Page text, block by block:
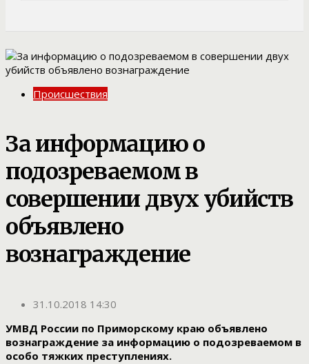
Происшествия
За информацию о
подозреваемом в
совершении двух убийств
объявлено
вознаграждение
31.10.2018 14:30
УМВД России по Приморскому краю объявлено
вознаграждение за информацию о подозреваемом в
особо тяжких преступлениях.